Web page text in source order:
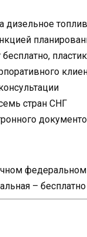
стран СНГ
– бесплатно